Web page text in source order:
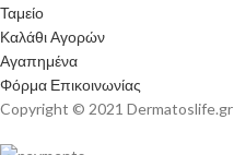
Ταμείο
Καλάθι Αγορών
Αγαπημένα
Φόρμα Επικοινωνίας
Copyright © 2021